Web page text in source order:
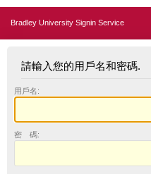
Bradley University Signin Service
請輸入您的用戶名和密碼.
用戶名:
密 碼: